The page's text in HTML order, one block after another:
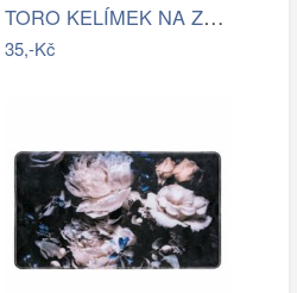
TORO KELÍMEK NA ZUBNÍ KARTÁČEK, PLAST
35,-Kč